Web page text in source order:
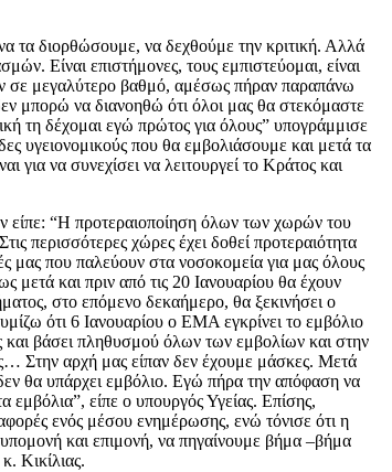
τα διορθώσουμε, να δεχθούμε την κριτική. Αλλά
Είναι επιστήμονες, τους εμπιστεύομαι, είναι
σε μεγαλύτερο βαθμό, αμέσως πήραν παραπάνω
μπορώ να διανοηθώ ότι όλοι μας θα στεκόμαστε
τη δέχομαι εγώ πρώτος για όλους” υπογράμμισε
υγειονομικούς που θα εμβολιάσουμε και μετά τα
για να συνεχίσει να λειτουργεί το Κράτος και
είπε: “Η προτεραιοποίηση όλων των χωρών του
περισσότερες χώρες έχει δοθεί προτεραιότητα
μας που παλεύουν στα νοσοκομεία για μας όλους
και πριν από τις 20 Ιανουαρίου θα έχουν
στο επόμενο δεκαήμερο, θα ξεκινήσει ο
ότι 6 Ιανουαρίου ο ΕΜΑ εγκρίνει το εμβόλιο
και βάσει πληθυσμού όλων των εμβολίων και στην
Στην αρχή μας είπαν δεν έχουμε μάσκες. Μετά
θα υπάρχει εμβόλιο. Εγώ πήρα την απόφαση να
είπε ο υπουργός Υγείας. Επίσης,
ενός μέσου ενημέρωσης, ενώ τόνισε ότι η
και επιμονή, να πηγαίνουμε βήμα –βήμα
Κικίλιας.